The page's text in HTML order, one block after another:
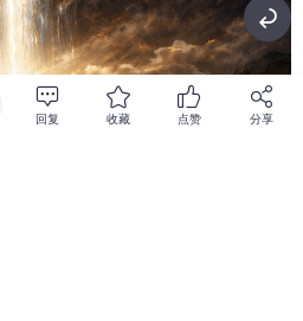
回复 收藏 点赞 分享